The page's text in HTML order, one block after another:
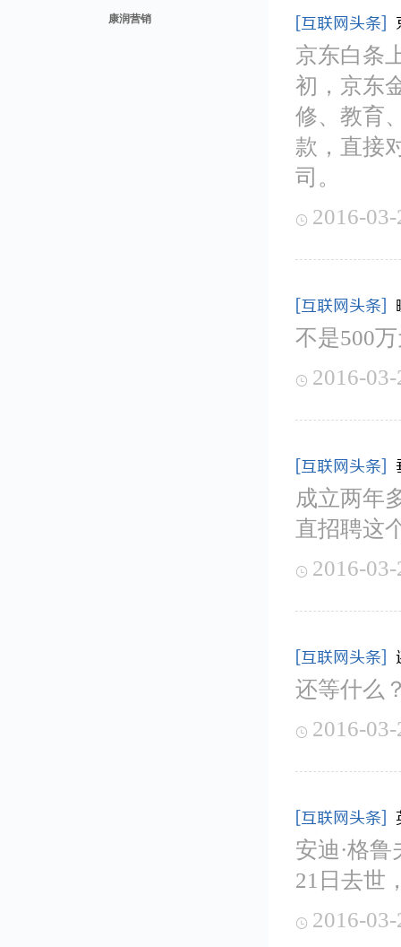
康润营销 [互联网头条]
京东白条
初，京东
修、教育
款，直接
司。
 2016-
[互联网头条]
不是500
 2016-
[互联网头条]
成立两年
直招聘这
 2016-
[互联网头条]
还等什么
 2016-
[互联网头条]
安迪·格
21日去世
 2016-